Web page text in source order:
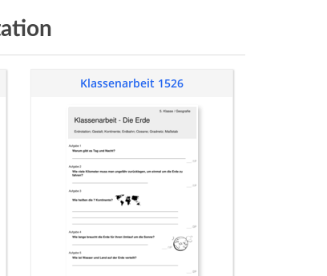
Klassenarbeit 1526